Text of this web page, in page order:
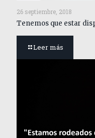
26 septiembre, 2018
Tenemos que estar
Leer más